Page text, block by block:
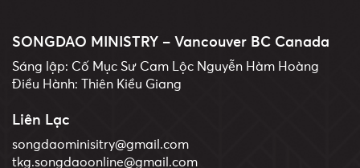
SONGDAO MINISTRY – Vancouver BC Canada
Sáng lập: Cố Mục Sư Cam Lộc Nguyễn Hàm Hoàng
Điều Hành: Thiên Kiều Giang
Liên Lạc
songdaominisitry@gmail.com
tkg.songdaoonline@gmail.com